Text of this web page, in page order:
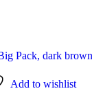
Add to wishlist